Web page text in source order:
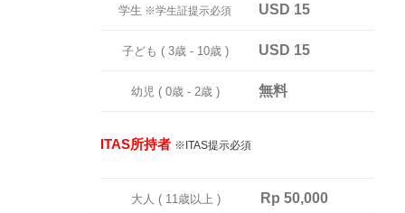
学生 ※学生証提示必須 USD 15
子ども ( 3歳 ‐ 10歳 ) USD 15
幼児 ( 0歳 ‐ 2歳 ) 無料
ITAS所持者 ※ITAS提示必須
大人 ( 11歳以上 ) Rp 50,000